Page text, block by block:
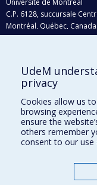
C.P. 6128, succursale
Montréal, Québec, Canada
H3C 3J7
Qui fait quoi?
Nous trouver
Plan du site
Accessibilité
UdeM
privacy
Cookies allow us
browsing
ensure the
others remember
consent to our